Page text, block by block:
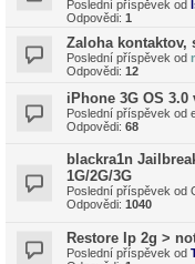
Poslední příspěvek od
Odpovědi: 1
Zaloha kontaktov,
Poslední příspěvek od
Odpovědi: 12
iPhone 3G OS
Poslední příspěvek od
Odpovědi: 68
blackra1n
1G/2G/3G
Poslední příspěvek od
Odpovědi: 1040
Restore Ip 2g >
Poslední příspěvek od